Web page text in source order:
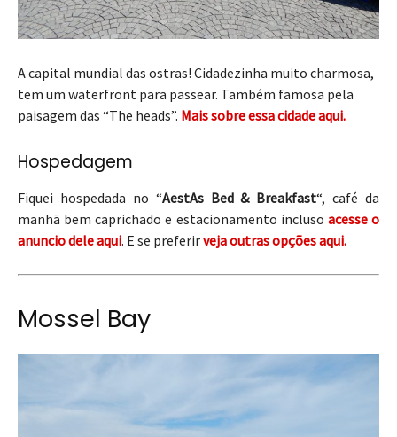
A capital mundial das ostras! Cidadezinha muito charmosa,
tem um waterfront para passear. Também famosa pela
paisagem das “The heads”. Mais sobre essa cidade aqui.
Hospedagem
Fiquei hospedada no “AestAs Bed & Breakfast“, café da
manhã bem caprichado e estacionamento incluso acesse o
anuncio dele aqui. E se preferirveja outras opções aqui.
Mossel Bay